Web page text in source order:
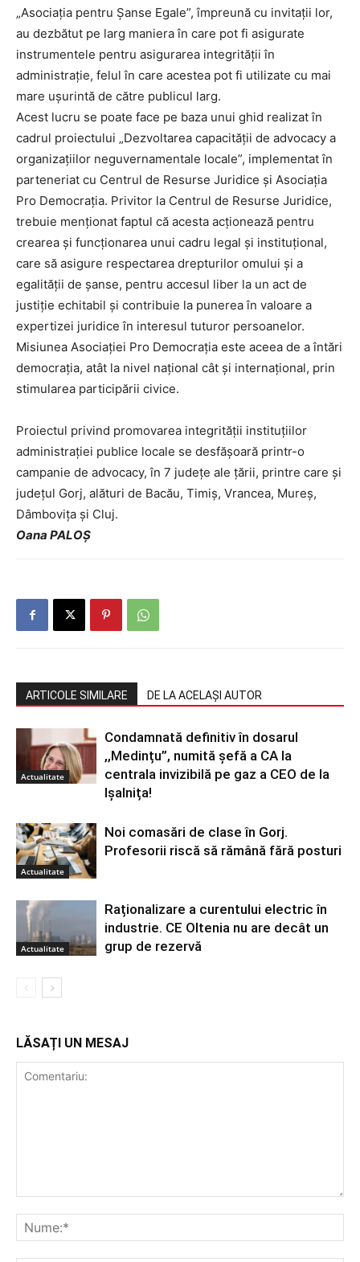
„Asociaţia pentru Şanse Egale”, împreună cu invitaţii lor,
au dezbătut pe larg maniera în care pot fi asigurate
instrumentele pentru asigurarea integrităţii în
administraţie, felul în care acestea pot fi utilizate cu mai
mare uşurintă de către publicul larg.
Acest lucru se poate face pe baza unui ghid realizat în
cadrul proiectului „Dezvoltarea capacităţii de advocacy a
organizaţiilor neguvernamentale locale”, implementat în
parteneriat cu Centrul de Resurse Juridice şi Asociaţia
Pro Democraţia. Privitor la Centrul de Resurse Juridice,
trebuie menţionat faptul că acesta acţionează pentru
crearea şi funcţionarea unui cadru legal şi instituţional,
care să asigure respectarea drepturilor omului şi a
egalităţii de şanse, pentru accesul liber la un act de
justiţie echitabil şi contribuie la punerea în valoare a
expertizei juridice în interesul tuturor persoanelor.
Misiunea Asociaţiei Pro Democraţia este aceea de a întări
democraţia, atât la nivel naţional cât şi internaţional, prin
stimularea participării civice.
Proiectul privind promovarea integrităţii instituţiilor
administraţiei publice locale se desfăşoară printr-o
campanie de advocacy, în 7 judeţe ale ţării, printre care şi
judeţul Gorj, alături de Bacău, Timiş, Vrancea, Mureş,
Dâmboviţa şi Cluj.
Oana PALOŞ
ARTICOLE SIMILARE DE LA ACELAȘI AUTOR
Actualitate
Condamnată definitiv în dosarul
,,Medințu”, numită șefă a CA la
centrala invizibilă pe gaz a CEO de la
Ișalnița!
Actualitate
Noi comasări de clase în Gorj.
Profesorii riscă să rămână fără posturi
Actualitate
Raționalizare a curentului electric în
industrie. CE Oltenia nu are decât un
grup de rezervă
LĂSAȚI UN MESAJ